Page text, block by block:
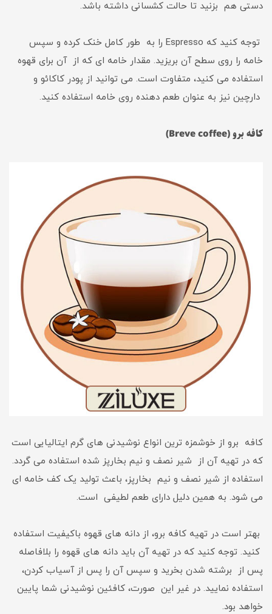
دستی هم بزنید تا حالت کشسانی داشته باشد.
توجه کنید که Espresso را به طور کامل خنک کرده و سپس
خامه را روی سطح آن بریزید. مقدار خامه ای که از آن برای قهوه
استفاده می کنید، متفاوت است. می توانید از پودر کاکائو و
دارچین نیز به عنوان طعم دهنده روی خامه استفاده کنید.
کافه برو (Breve coffee)
کافه برو از خوشمزه ترین انواع نوشیدنی های گرم ایتالیایی است
که در تهیه آن از شیر نصف و نیم بخارپز شده استفاده می گردد.
استفاده از شیر نصف و نیم بخارپز، باعث تولید یک کف خامه ای
می شود. به همین دلیل دارای طعم لطیفی است.
بهتر است در تهیه کافه برو، از دانه های قهوه باکیفیت استفاده
کنید. توجه کنید که در تهیه آن باید دانه های قهوه را بلافاصله
پس از برشته شدن بخرید و سپس آن را پس از آسیاب کردن،
استفاده نمایید. در غیر این صورت، کافئین نوشیدنی شما پایین
خواهد بود.